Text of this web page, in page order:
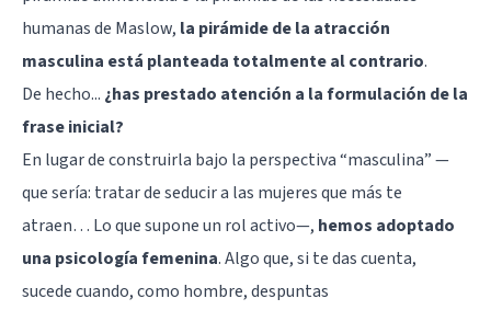
humanas de Maslow, la pirámide de la atracción
masculina está planteada totalmente al contrario.
De hecho... ¿has prestado atención a la formulación de la
frase inicial?
En lugar de construirla bajo la perspectiva “masculina” —
que sería: tratar de seducir a las mujeres que más te
atraen… Lo que supone un rol activo—, hemos adoptado
una psicología femenina. Algo que, si te das cuenta,
sucede cuando, como hombre, despuntas